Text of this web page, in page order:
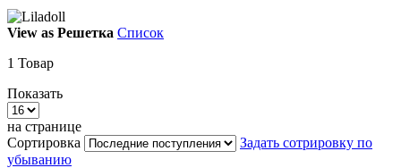
View as Решетка Список
1 Товар
Показать
на странице
Сортировка
Задать сотрировку по
убыванию